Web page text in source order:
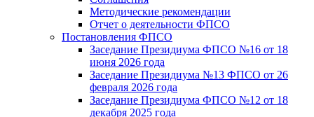
Методические рекомендации
Отчет о деятельности ФПСО
Постановления ФПСО
Заседание Президиума ФПСО №16 от 18
июня 2026 года
Заседание Президиума №13 ФПСО от 26
февраля 2026 года
Заседание Президиума ФПСО №12 от 18
декабря 2025 года